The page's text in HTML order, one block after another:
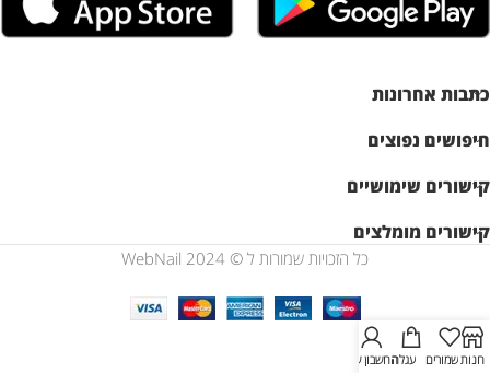
כתבות אחרונות
חיפושים נפוצים
קישורים שימושיים
קישורים מומלצים
כל הזכויות שמורות ל © WebNail 2024
חנותשמורים עגלההחשבון שלי